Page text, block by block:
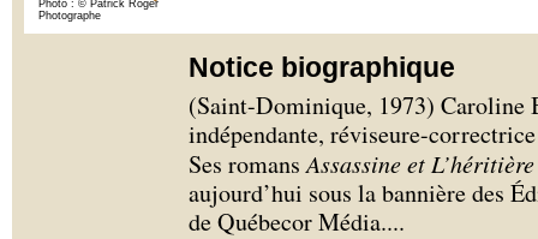
Photo : © Patrick Roger
Photographe
Notice biographique
(Saint-Dominique, 1973) Caroline
indépendante, réviseure-
Ses romansAssassine et
aujourd’hui sous la bannière des
de Québecor Média....